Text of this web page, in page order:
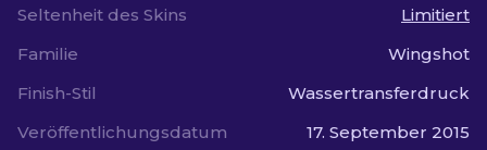
Seltenheit des Skins
Limitiert
Familie
Wingshot
Finish-Stil
Wassertransferdruck
Veröffentlichungsdatum
17. September 2015